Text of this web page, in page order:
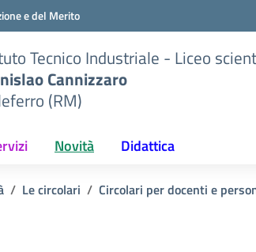
e del Merito
Tecnico Industriale - Liceo
Cannizzaro
(RM)
Novità Didattica
Le circolari Circolari per docenti e